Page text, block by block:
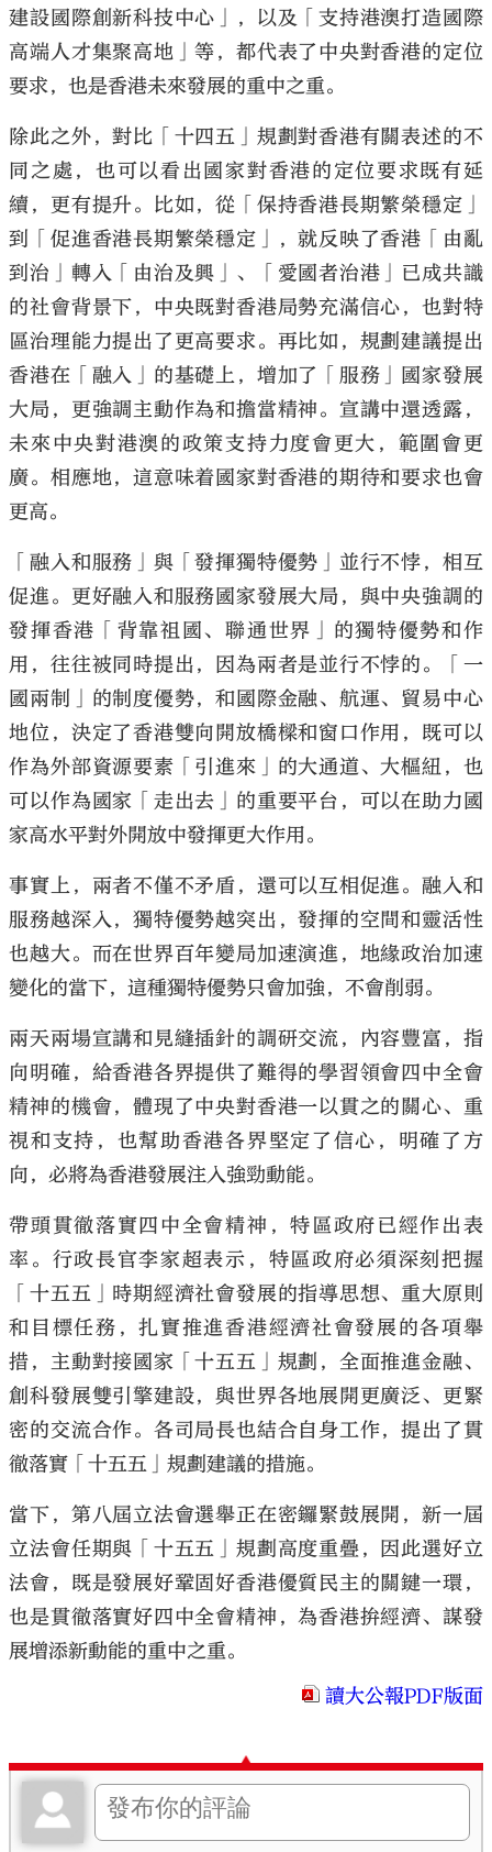
建設國際創新科技中心」，以及「支持港澳打造國際
高端人才集聚高地」等，都代表了中央對香港的定位
要求，也是香港未來發展的重中之重。
除此之外，對比「十四五」規劃對香港有關表述的不
同之處，也可以看出國家對香港的定位要求既有延
續，更有提升。比如，從「保持香港長期繁榮穩定」
到「促進香港長期繁榮穩定」，就反映了香港「由亂
到治」轉入「由治及興」、「愛國者治港」已成共識
的社會背景下，中央既對香港局勢充滿信心，也對特
區治理能力提出了更高要求。再比如，規劃建議提出
香港在「融入」的基礎上，增加了「服務」國家發展
大局，更強調主動作為和擔當精神。宣講中還透露，
未來中央對港澳的政策支持力度會更大，範圍會更
廣。相應地，這意味着國家對香港的期待和要求也會
更高。
「融入和服務」與「發揮獨特優勢」並行不悖，相互
促進。更好融入和服務國家發展大局，與中央強調的
發揮香港「背靠祖國、聯通世界」的獨特優勢和作
用，往往被同時提出，因為兩者是並行不悖的。「一
國兩制」的制度優勢，和國際金融、航運、貿易中心
地位，決定了香港雙向開放橋樑和窗口作用，既可以
作為外部資源要素「引進來」的大通道、大樞紐，也
可以作為國家「走出去」的重要平台，可以在助力國
家高水平對外開放中發揮更大作用。
事實上，兩者不僅不矛盾，還可以互相促進。融入和
服務越深入，獨特優勢越突出，發揮的空間和靈活性
也越大。而在世界百年變局加速演進，地緣政治加速
變化的當下，這種獨特優勢只會加強，不會削弱。
兩天兩場宣講和見縫插針的調研交流，內容豐富，指
向明確，給香港各界提供了難得的學習領會四中全會
精神的機會，體現了中央對香港一以貫之的關心、重
視和支持，也幫助香港各界堅定了信心，明確了方
向，必將為香港發展注入強勁動能。
帶頭貫徹落實四中全會精神，特區政府已經作出表
率。行政長官李家超表示，特區政府必須深刻把握
「十五五」時期經濟社會發展的指導思想、重大原則
和目標任務，扎實推進香港經濟社會發展的各項舉
措，主動對接國家「十五五」規劃，全面推進金融、
創科發展雙引擎建設，與世界各地展開更廣泛、更緊
密的交流合作。各司局長也結合自身工作，提出了貫
徹落實「十五五」規劃建議的措施。
當下，第八屆立法會選舉正在密鑼緊鼓展開，新一屆
立法會任期與「十五五」規劃高度重疊，因此選好立
法會，既是發展好鞏固好香港優質民主的關鍵一環，
也是貫徹落實好四中全會精神，為香港拚經濟、謀發
展增添新動能的重中之重。
讀大公報PDF版面